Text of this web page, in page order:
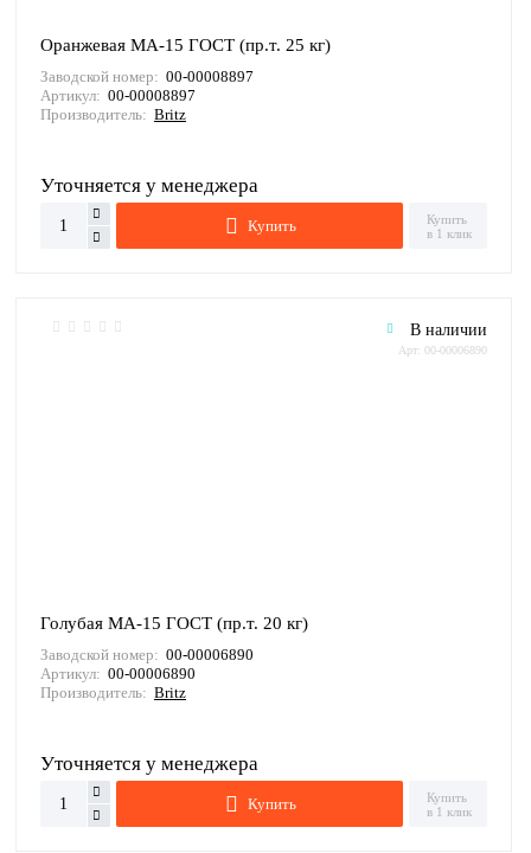
Оранжевая МА-15 ГОСТ (пр.т. 25 кг)
Заводской номер: 00-00008897
Артикул: 00-00008897
Производитель: Britz
Уточняется у менеджера
Купить
Купить
в 1 клик
В наличии
Арт: 00-00006890
Голубая МА-15 ГОСТ (пр.т. 20 кг)
Заводской номер: 00-00006890
Артикул: 00-00006890
Производитель: Britz
Уточняется у менеджера
Купить
Купить
в 1 клик